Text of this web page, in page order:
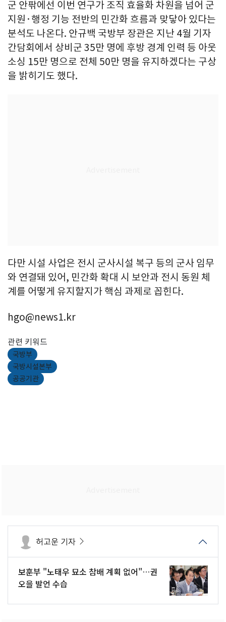
군 안팎에선 이번 연구가 조직 효율화 차원을 넘어 군
지원·행정 기능 전반의 민간화 흐름과 맞닿아 있다는
분석도 나온다. 안규백 국방부 장관은 지난 4월 기자
간담회에서 상비군 35만 명에 후방 경계 인력 등 아웃
소싱 15만 명으로 전체 50만 명을 유지하겠다는 구상
을 밝히기도 했다.
다만 시설 사업은 전시 군사시설 복구 등의 군사 임무
와 연결돼 있어, 민간화 확대 시 보안과 전시 동원 체
계를 어떻게 유지할지가 핵심 과제로 꼽힌다.
hgo@news1.kr
관련 키워드
국방부
국방시설본부
공공기관
허고운 기자
보훈부 "노태우 묘소 참배 계획 없어"…권
오을 발언 수습